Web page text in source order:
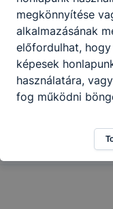
képes az
Megosztás
megkönnyítése
alkalmazásának
előfordulhat,
képesek
használatára,
fog működni